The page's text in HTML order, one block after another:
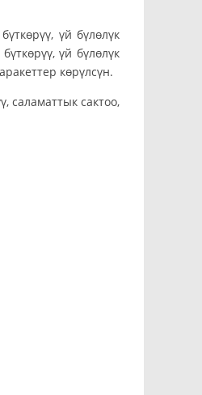
үй бүлөлүк
үй бүлөлүк
көрүлсүн.
сактоо,